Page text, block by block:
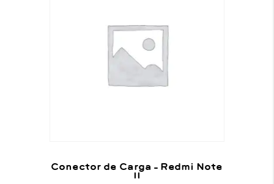
Conector de Carga – Redmi Note
11